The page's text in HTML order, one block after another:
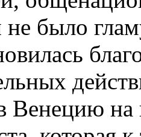
не было
Венецию